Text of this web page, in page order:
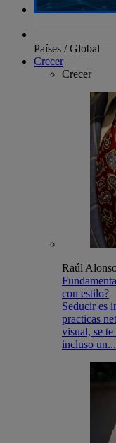
Países /Global
Crecer
Crecer
Raúl
con estilo?
Seducir es
practicas
visual, se
incluso un...